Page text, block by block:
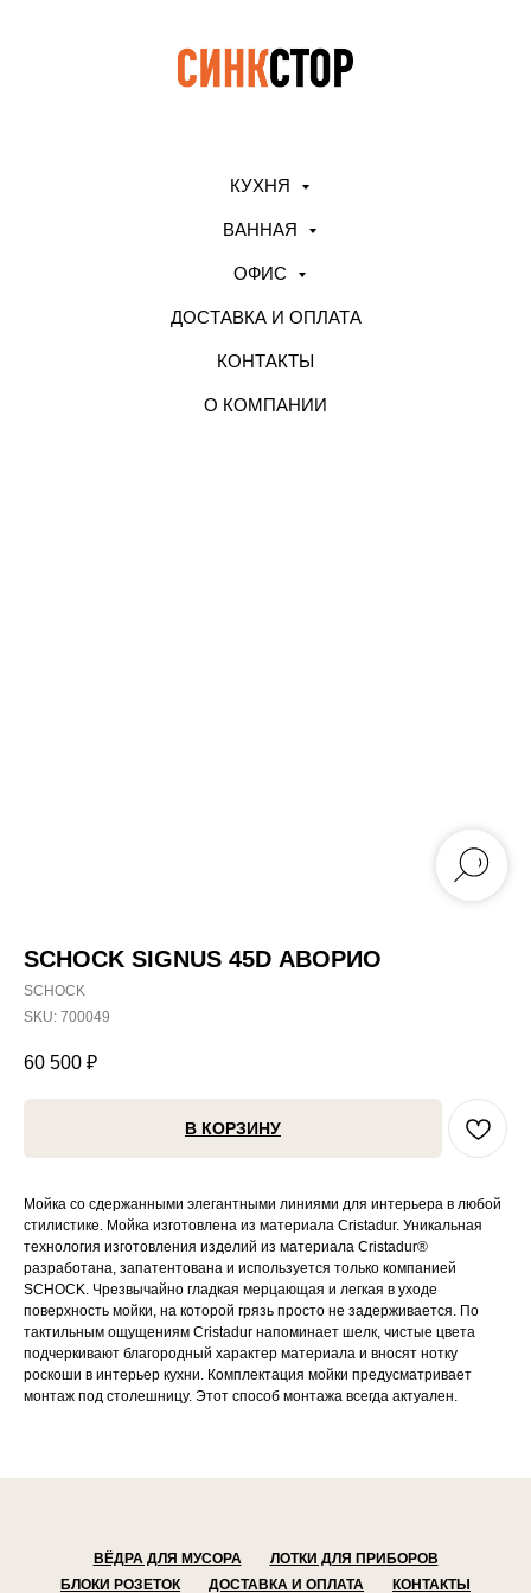
КУХНЯ
ВАННАЯ
ОФИС
ДОСТАВКА И ОПЛАТА
КОНТАКТЫ
О КОМПАНИИ
SCHOCK SIGNUS 45D АВОРИО
SCHOCK
SKU: 700049
60 500 ₽
В КОРЗИНУ
Мойка со сдержанными элегантными линиями для интерьера в любой
стилистике. Мойка изготовлена из материала Cristadur. Уникальная
технология изготовления изделий из материала Cristadur®
разработана, запатентована и используется только компанией
SCHOCK. Чрезвычайно гладкая мерцающая и легкая в уходе
поверхность мойки, на которой грязь просто не задерживается. По
тактильным ощущениям Cristadur напоминает шелк, чистые цвета
подчеркивают благородный характер материала и вносят нотку
роскоши в интерьер кухни. Комплектация мойки предусматривает
монтаж под столешницу. Этот способ монтажа всегда актуален.
ВЁДРА ДЛЯ МУСОРА
ЛОТКИ ДЛЯ ПРИБОРОВ
БЛОКИ РОЗЕТОК
ДОСТАВКА И ОПЛАТА КОНТАКТЫ